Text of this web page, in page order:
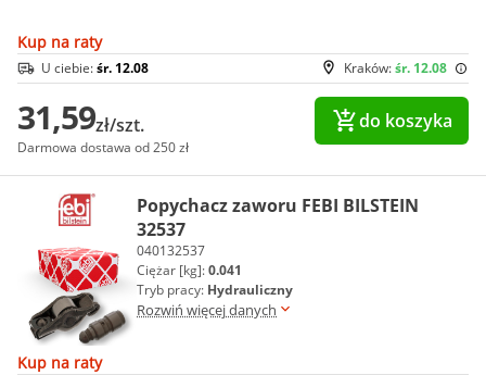
Kup na raty
Kraków:śr. 12.08
U ciebie:śr. 12.08
31,59zł/szt.
Darmowa dostawa od 250 zł
do koszyka
Popychacz zaworu FEBI BILSTEIN
32537
040132537
Ciężar [kg]:0.041
Tryb pracy: Hydrauliczny
Rozwiń więcej danych
Kup na raty